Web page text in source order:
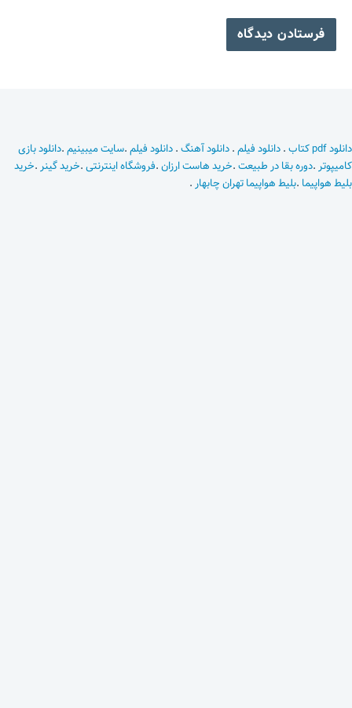
دانلود pdf کتاب .دانلود فیلم.دانلود آهنگ.دانلود فیلم.سایت میبینیم.دانلود بازی
کامیپوتر .دوره بقا در طبیعت.خرید هاست ارزان.فروشگاه اینترنتی.خرید گینر .خرید
بلیط هواپیما .بلیط هواپیما تهران چابهار .